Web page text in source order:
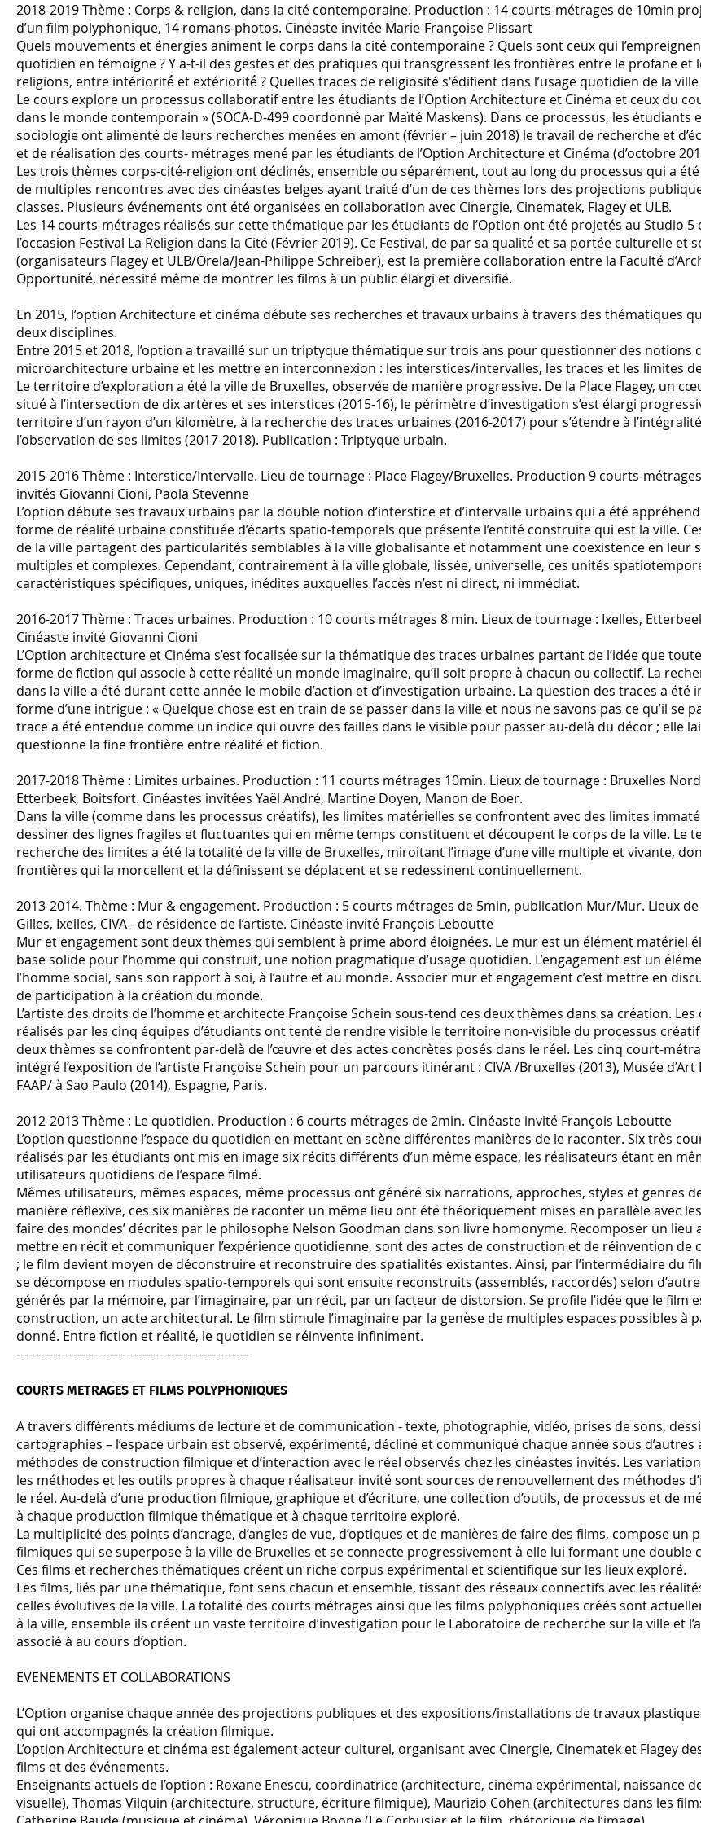
2018-2019 Thème : Corps & religion, dans la cité contemporaine. Production : 14 courts-métrages de 10min
d’un film polyphonique, 14 romans-photos. Cinéaste invitée Marie-Françoise Plissart
Quels mouvements et énergies animent le corps dans la cité contemporaine ? Quels sont ceux qui
quotidien en témoigne ? Y a-t-il des gestes et des pratiques qui transgressent les frontières entre le profane et
religions, entre intériorité́ et extériorité́ ? Quelles traces de religiosité s'édifient dans l’usage quotidien de la ville
Le cours explore un processus collaboratif entre les étudiants de l’Option Architecture et Cinéma et ceux du
dans le monde contemporain » (SOCA-D-499 coordonné par Maïté Maskens). Dans ce processus, les
sociologie ont alimenté de leurs recherches menées en amont (février – juin 2018) le travail de recherche et
et de réalisation des courts- métrages mené par les étudiants de l’Option Architecture et Cinéma (d’octobre
Les trois thèmes corps-cité-religion ont déclinés, ensemble ou séparément, tout au long du processus qui a
de multiples rencontres avec des cinéastes belges ayant traité d’un de ces thèmes lors des projections
classes. Plusieurs événements ont été organisées en collaboration avec Cinergie, Cinematek, Flagey et ULB.
Les 14 courts-métrages réalisés sur cette thématique par les étudiants de l’Option ont été projetés au Studio 5
l’occasion Festival La Religion dans la Cité (Février 2019). Ce Festival, de par sa qualité́ et sa portée culturelle et
(organisateurs Flagey et ULB/Orela/Jean-Philippe Schreiber), est la première collaboration entre la Faculté
Opportunité́, nécessité même de montrer les films à un public élargi et diversifié.
En 2015, l’option Architecture et cinéma débute ses recherches et travaux urbains à travers des thématiques
deux disciplines.
Entre 2015 et 2018, l’option a travaillé sur un triptyque thématique sur trois ans pour questionner des notions
microarchitecture urbaine et les mettre en interconnexion : les interstices/intervalles, les traces et les limites
Le territoire d’exploration a été la ville de Bruxelles, observée de manière progressive. De la Place Flagey, un
situé à l’intersection de dix artères et ses interstices (2015-16), le périmètre d’investigation s’est élargi
territoire d’un rayon d’un kilomètre, à la recherche des traces urbaines (2016-2017) pour s’étendre à
l’observation de ses limites (2017-2018). Publication : Triptyque urbain.
2015-2016 Thème : Interstice/Intervalle. Lieu de tournage : Place Flagey/Bruxelles. Production 9 courts-
invités Giovanni Cioni, Paola Stevenne
L’option débute ses travaux urbains par la double notion d’interstice et d’intervalle urbains qui a été
forme de réalité urbaine constituée d’écarts spatio-temporels que présente l’entité construite qui est la ville.
de la ville partagent des particularités semblables à la ville globalisante et notamment une coexistence en leur
multiples et complexes. Cependant, contrairement à la ville globale, lissée, universelle, ces unités
caractéristiques spécifiques, uniques, inédites auxquelles l’accès n’est ni direct, ni immédiat.
2016-2017 Thème : Traces urbaines. Production : 10 courts métrages 8 min. Lieux de tournage : Ixelles,
Cinéaste invité Giovanni Cioni
L’Option architecture et Cinéma s’est focalisée sur la thématique des traces urbaines partant de l’idée que
forme de fiction qui associe à cette réalité un monde imaginaire, qu’il soit propre à chacun ou collectif. La
dans la ville a été durant cette année le mobile d’action et d’investigation urbaine. La question des traces a été
forme d’une intrigue : « Quelque chose est en train de se passer dans la ville et nous ne savons pas ce qu’il se
trace a été entendue comme un indice qui ouvre des failles dans le visible pour passer au-delà du décor ; elle
questionne la fine frontière entre réalité et fiction.
2017-2018 Thème : Limites urbaines. Production : 11 courts métrages 10min. Lieux de tournage : Bruxelles
Etterbeek, Boitsfort. Cinéastes invitées Yaël André, Martine Doyen, Manon de Boer.
Dans la ville (comme dans les processus créatifs), les limites matérielles se confrontent avec des limites
dessiner des lignes fragiles et fluctuantes qui en même temps constituent et découpent le corps de la ville. Le
recherche des limites a été la totalité de la ville de Bruxelles, miroitant l’image d’une ville multiple et vivante,
frontières qui la morcellent et la définissent se déplacent et se redessinent continuellement.
2013-2014. Thème : Mur & engagement. Production : 5 courts métrages de 5min, publication Mur/Mur. Lieux
Gilles, Ixelles, CIVA - de résidence de l’artiste. Cinéaste invité François Leboutte
Mur et engagement sont deux thèmes qui semblent à prime abord éloignées. Le mur est un élément matériel
base solide pour l’homme qui construit, une notion pragmatique d’usage quotidien. L’engagement est un
l’homme social, sans son rapport à soi, à l’autre et au monde. Associer mur et engagement c’est mettre en
de participation à la création du monde.
L’artiste des droits de l’homme et architecte Françoise Schein sous-tend ces deux thèmes dans sa création.
réalisés par les cinq équipes d’étudiants ont tenté de rendre visible le territoire non-visible du processus
deux thèmes se confrontent par-delà de l’œuvre et des actes concrètes posés dans le réel. Les cinq court-
intégré l’exposition de l’artiste Françoise Schein pour un parcours itinérant : CIVA /Bruxelles (2013), Musée d’Art
FAAP/ à Sao Paulo (2014), Espagne, Paris.
2012-2013 Thème : Le quotidien. Production : 6 courts métrages de 2min. Cinéaste invité François Leboutte
L’option questionne l’espace du quotidien en mettant en scène différentes manières de le raconter. Six très
réalisés par les étudiants ont mis en image six récits différents d’un même espace, les réalisateurs étant en
utilisateurs quotidiens de l’espace filmé.
Mêmes utilisateurs, mêmes espaces, même processus ont généré six narrations, approches, styles et genres
manière réflexive, ces six manières de raconter un même lieu ont été théoriquement mises en parallèle avec
faire des mondes’ décrites par le philosophe Nelson Goodman dans son livre homonyme. Recomposer un
mettre en récit et communiquer l’expérience quotidienne, sont des actes de construction et de réinvention de
; le film devient moyen de déconstruire et reconstruire des spatialités existantes. Ainsi, par l’intermédiaire du
se décompose en modules spatio-temporels qui sont ensuite reconstruits (assemblés, raccordés) selon
générés par la mémoire, par l’imaginaire, par un récit, par un facteur de distorsion. Se profile l’idée que le film
construction, un acte architectural. Le film stimule l’imaginaire par la genèse de multiples espaces possibles à
donné. Entre fiction et réalité, le quotidien se réinvente infiniment.
---------------------------------------------------------
COURTS METRAGES ET FILMS POLYPHONIQUES
A travers différents médiums de lecture et de communication - texte, photographie, vidéo, prises de sons,
cartographies – l’espace urbain est observé, expérimenté, décliné et communiqué chaque année sous d’autres
méthodes de construction filmique et d’interaction avec le réel observés chez les cinéastes invités. Les
les méthodes et les outils propres à chaque réalisateur invité sont sources de renouvellement des méthodes
le réel. Au-delà d’une production filmique, graphique et d’écriture, une collection d’outils, de processus et de
à chaque production filmique thématique et à chaque territoire exploré.
La multiplicité des points d’ancrage, d’angles de vue, d’optiques et de manières de faire des films, compose un
filmiques qui se superpose à la ville de Bruxelles et se connecte progressivement à elle lui formant une double
Ces films et recherches thématiques créent un riche corpus expérimental et scientifique sur les lieux exploré.
Les films, liés par une thématique, font sens chacun et ensemble, tissant des réseaux connectifs avec les
celles évolutives de la ville. La totalité des courts métrages ainsi que les films polyphoniques créés sont
à la ville, ensemble ils créent un vaste territoire d’investigation pour le Laboratoire de recherche sur la ville et
associé à au cours d’option.
EVENEMENTS ET COLLABORATIONS
L’Option organise chaque année des projections publiques et des expositions/installations de travaux
qui ont accompagnés la création filmique.
L’option Architecture et cinéma est également acteur culturel, organisant avec Cinergie, Cinematek et Flagey
films et des événements.
Enseignants actuels de l’option : Roxane Enescu, coordinatrice (architecture, cinéma expérimental, naissance
visuelle), Thomas Vilquin (architecture, structure, écriture filmique), Maurizio Cohen (architectures dans les